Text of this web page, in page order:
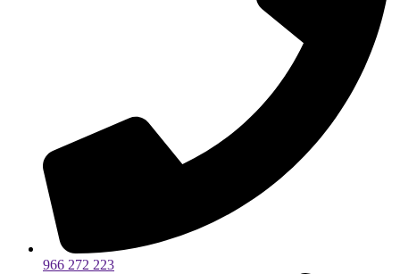
966 272 223